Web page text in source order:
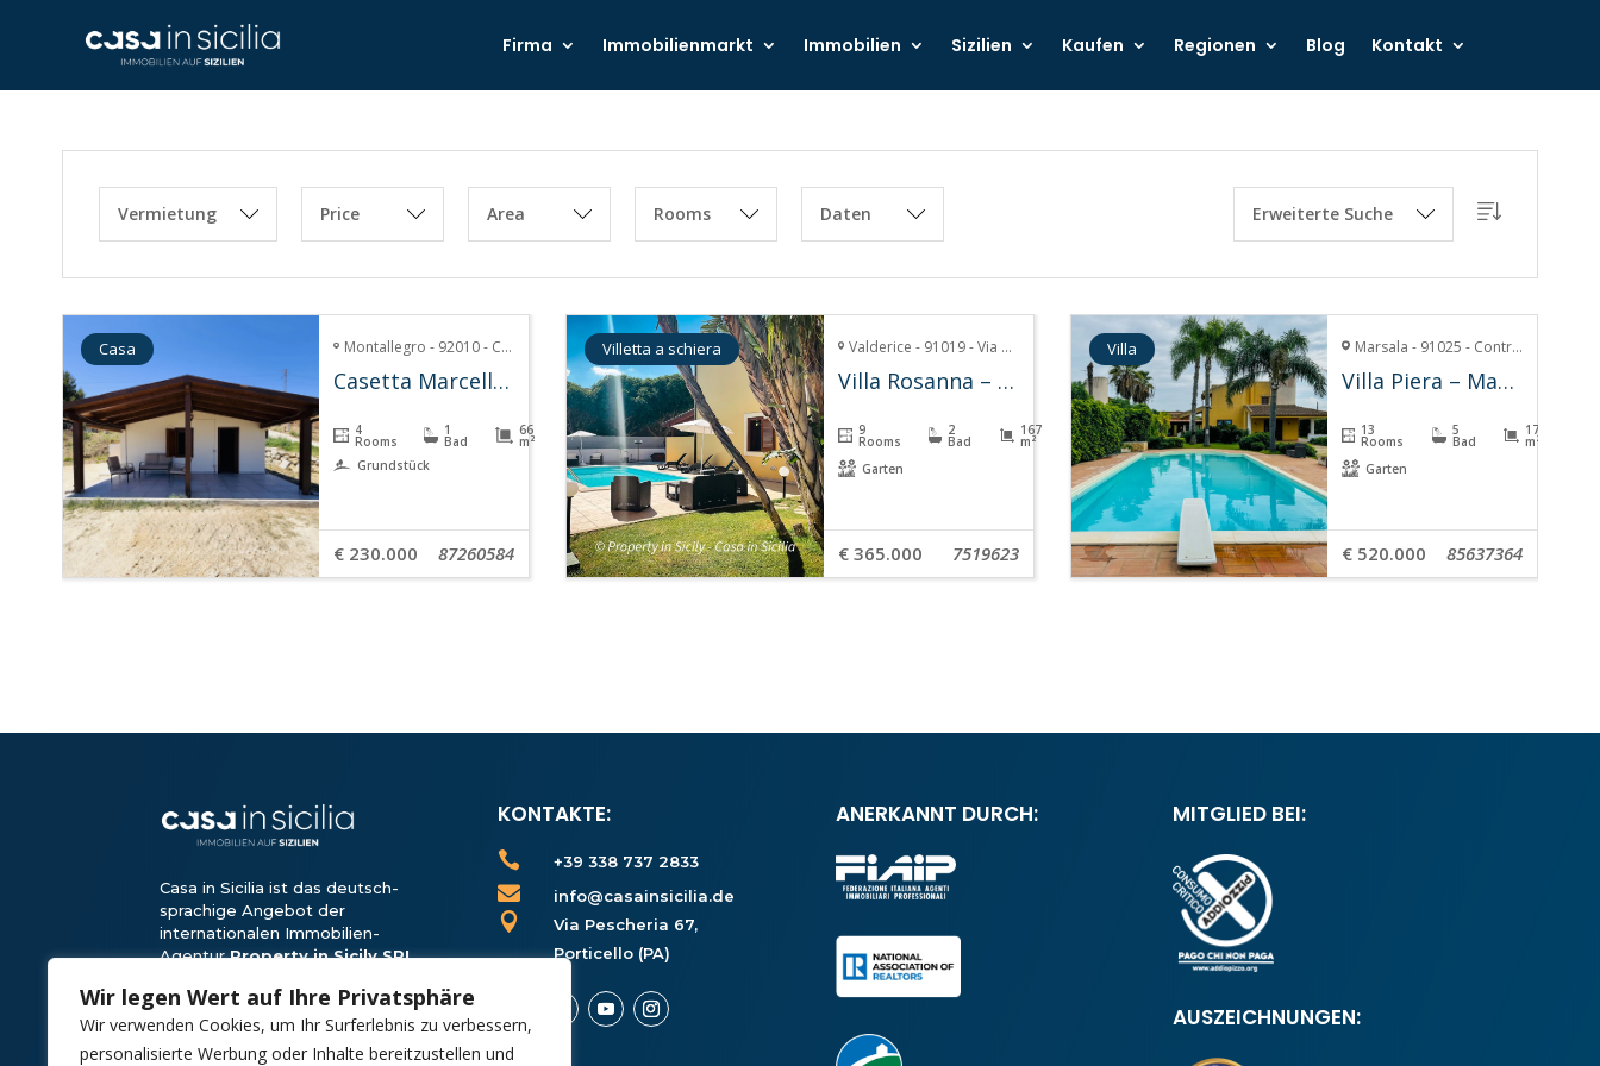
Wir legen Wert auf Ihre Privatsphäre
Wir verwenden Cookies, um Ihr Surferlebnis zu verbessern,
personalisierte Werbung oder Inhalte bereitzustellen und
Firma Immobilienmarkt Immobilien Sizilien Kaufen Regionen Blog Kontakt
Vermietung Price Area Rooms Daten Erweiterte Suche
Casa Montallegro - 92010 - Contrada Sant'Antonio, montallegro
Casetta Marcella – Montallegro
4
Rooms
1
Bad
66
m²
Grundstück
€ 230.000 87260584
Villetta a schiera Valderice - 91019 - Via Giardini del Conte 73
Villa Rosanna – Bonagia
9
Rooms
2
Bad
167
m²
Garten
€ 365.000 7519623
Villa Marsala - 91025 - Contrada Cozzaro
Villa Piera – Marsala
13
Rooms
5
Bad
178
m²
Garten
€ 520.000 85637364
Casa in Sicilia ist das deutsch-
sprachige Angebot der
internationalen Immobilien-
AgenturProperty in Sicily SRL.
Sicilia-Gruppe, ein Unter­nehmen,
das seit 1986 im Tourismus tätig
ist.
KONTAKTE:
 +39 338 737 2833
 info@casainsicilia.de

Via Pescheria 67,
Porticello (PA)
ANERKANNT DURCH: MITGLIED BEI:
AUSZEICHNUNGEN: